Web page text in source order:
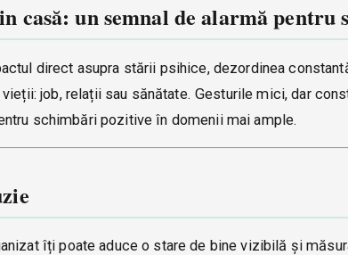
casă: un semnal de alarmă
direct asupra stării psihice, dezordinea
job, relații sau sănătate. Gesturile mici, dar
schimbări pozitive în domenii mai ample.
îți poate aduce o stare de bine vizibilă și